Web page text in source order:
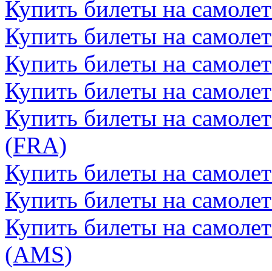
Купить билеты на
Купить билеты на
Купить билеты на
Купить билеты на
Купить билеты на
(FRA)
Купить билеты на
Купить билеты на
Купить билеты на
(AMS)